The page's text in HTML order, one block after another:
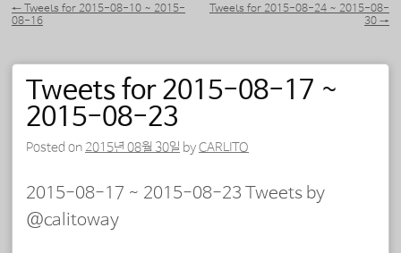
포스트 내비게이션
← Tweets for 2015-08-10 ~ 2015-
08-16
Tweets for 2015-08-24 ~ 2015-08-
30 →
Tweets for 2015-08-17 ~
2015-08-23
Posted on 2015년 08월 30일 byCARLITO
2015-08-17 ~ 2015-08-23 Tweets by
@calitoway